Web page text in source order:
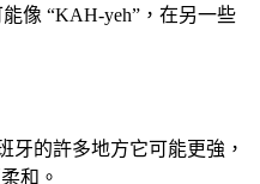
像 “KAH-yeh”，在另一些
牙的許多地方它可能更強，
和。